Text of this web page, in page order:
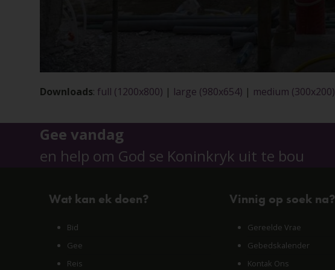
Downloads: full (1200x800) | large (980x654) | medium (300x200)
Gee vandag
en help om God se Koninkryk uit te bou
Wat kan ek doen?
Bid
Gee
Reis
Vinnig op soek na?
Gereelde Vrae
Gebedskalender
Kontak Ons